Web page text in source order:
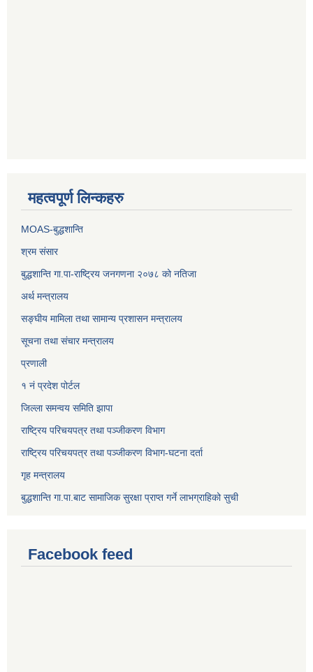
महत्वपूर्ण लिन्कहरु
MOAS-बुद्धशान्ति
श्रम संसार
बुद्धशान्ति गा.पा-राष्ट्रिय जनगणना २०७८ को नतिजा
अर्थ मन्त्रालय
सङ्‍घीय मामिला तथा सामान्य प्रशासन मन्त्रालय
सूचना तथा संचार मन्त्रालय
प्रणाली
१ नं प्रदेश पोर्टल
जिल्ला समन्वय समिति झापा
राष्ट्रिय परिचयपत्र तथा पञ्जीकरण विभाग
राष्ट्रिय परिचयपत्र तथा पञ्जीकरण विभाग-घटना दर्ता
गृह मन्त्रालय
बुद्धशान्ति गा.पा.बाट सामाजिक सुरक्षा प्राप्त गर्ने लाभग्राहिको सुची
Facebook feed